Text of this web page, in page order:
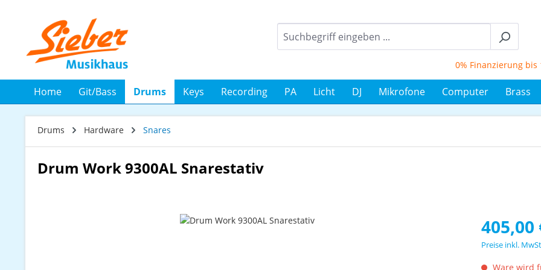
0% Finanzierung bis 12
Home Git/Bass Drums Keys Recording PA Licht DJ Mikrofone Computer Brass
Drums Hardware Snares
Drum Work 9300AL Snarestativ
Regulärer
405,00
Preise inkl.
Ware wird